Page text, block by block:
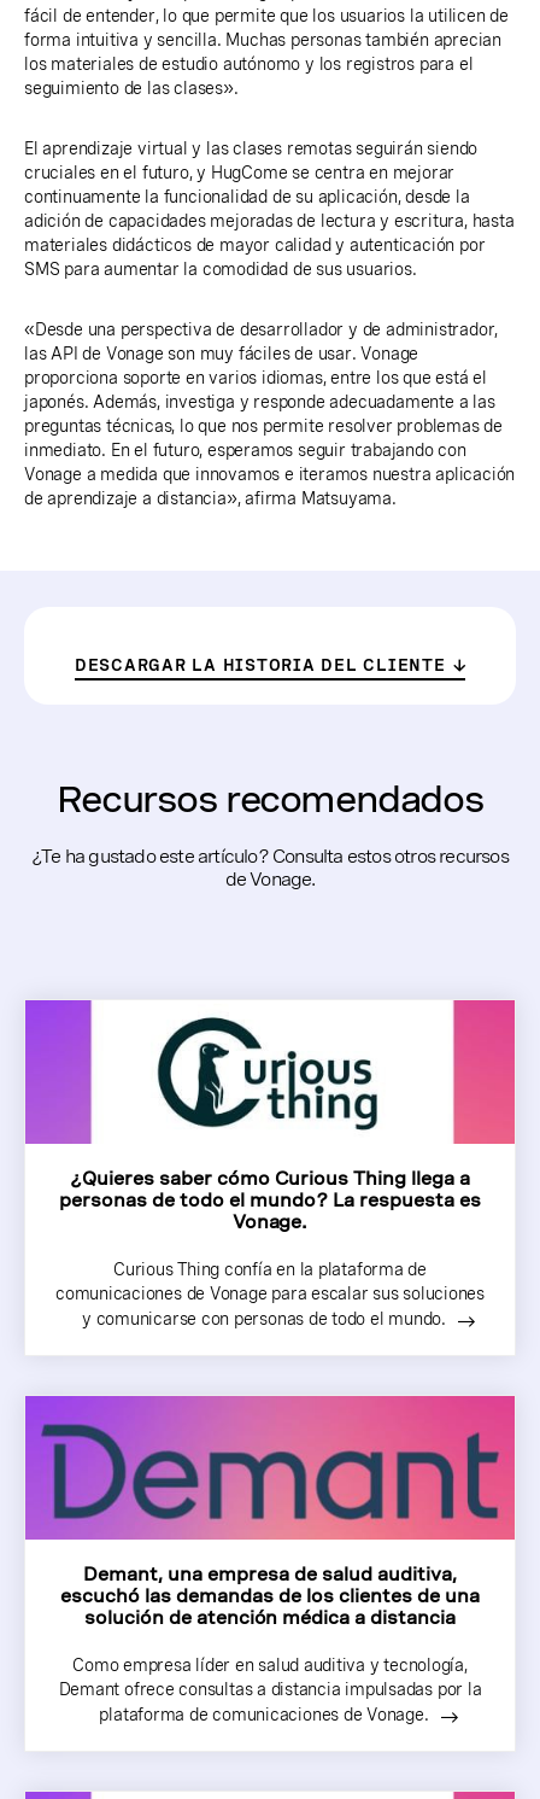
fácil de entender, lo que permite que los usuarios la utilicen de
forma intuitiva y sencilla. Muchas personas también aprecian
los materiales de estudio autónomo y los registros para el
seguimiento de las clases».
El aprendizaje virtual y las clases remotas seguirán siendo
cruciales en el futuro, y HugCome se centra en mejorar
continuamente la funcionalidad de su aplicación, desde la
adición de capacidades mejoradas de lectura y escritura, hasta
materiales didácticos de mayor calidad y autenticación por
SMS para aumentar la comodidad de sus usuarios.
«Desde una perspectiva de desarrollador y de administrador,
las API de Vonage son muy fáciles de usar. Vonage
proporciona soporte en varios idiomas, entre los que está el
japonés. Además, investiga y responde adecuadamente a las
preguntas técnicas, lo que nos permite resolver problemas de
inmediato. En el futuro, esperamos seguir trabajando con
Vonage a medida que innovamos e iteramos nuestra aplicación
de aprendizaje a distancia», afirma Matsuyama.
DESCARGAR LA HISTORIA DEL CLIENTE
Recursos recomendados
¿Te ha gustado este artículo? Consulta estos otros recursos
de Vonage.
¿Quieres saber cómo Curious Thing llega a
personas de todo el mundo? La respuesta es
Vonage.
Curious Thing confía en la plataforma de
comunicaciones de Vonage para escalar sus soluciones
y comunicarse con personas de todo el mundo.
Demant, una empresa de salud auditiva,
escuchó las demandas de los clientes de una
solución de atención médica a distancia
Como empresa líder en salud auditiva y tecnología,
Demant ofrece consultas a distancia impulsadas por la
plataforma de comunicaciones de Vonage.